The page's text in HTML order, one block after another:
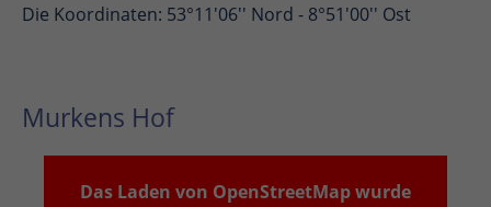
Die Koordinaten: 53°11'06'' Nord - 8°51'00'' Ost
Murkens Hof
Das Laden von OpenStreetMap wurde